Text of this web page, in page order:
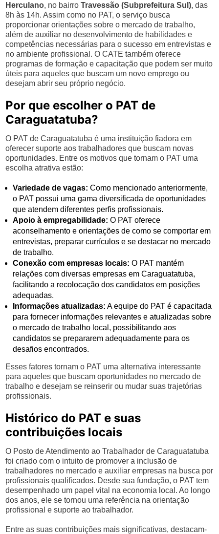
Herculano, no bairroTravessão (Subprefeitura Sul), das
8h às 14h. Assim como no PAT, o serviço busca
proporcionar orientações sobre o mercado de trabalho,
além de auxiliar no desenvolvimento de habilidades e
competências necessárias para o sucesso em entrevistas e
no ambiente profissional. O CATE também oferece
programas de formação e capacitação que podem ser muito
úteis para aqueles que buscam um novo emprego ou
desejam abrir seu próprio negócio.
Por que escolher o PAT de
Caraguatatuba?
O PAT de Caraguatatuba é uma instituição fiadora em
oferecer suporte aos trabalhadores que buscam novas
oportunidades. Entre os motivos que tornam o PAT uma
escolha atrativa estão:
Variedade de vagas: Como mencionado anteriormente,
o PAT possui uma gama diversificada de oportunidades
que atendem diferentes perfis profissionais.
Apoio à empregabilidade: O PAT oferece
aconselhamento e orientações de como se comportar em
entrevistas, preparar currículos e se destacar no mercado
de trabalho.
Conexão com empresas locais: O PAT mantém
relações com diversas empresas em Caraguatatuba,
facilitando a recolocação dos candidatos em posições
adequadas.
Informações atualizadas: A equipe do PAT é capacitada
para fornecer informações relevantes e atualizadas sobre
o mercado de trabalho local, possibilitando aos
candidatos se prepararem adequadamente para os
desafios encontrados.
Esses fatores tornam o PAT uma alternativa interessante
para aqueles que buscam oportunidades no mercado de
trabalho e desejam se reinserir ou mudar suas trajetórias
profissionais.
Histórico do PAT e suas
contribuições locais
O Posto de Atendimento ao Trabalhador de Caraguatatuba
foi criado com o intuito de promover a inclusão de
trabalhadores no mercado e auxiliar empresas na busca por
profissionais qualificados. Desde sua fundação, o PAT tem
desempenhado um papel vital na economia local. Ao longo
dos anos, ele se tornou uma referência na orientação
profissional e suporte ao trabalhador.
Entre as suas contribuições mais significativas, destacam-